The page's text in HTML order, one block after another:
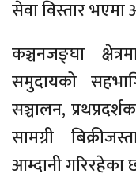
सेवा विस्तार
कञ्चनजङ्घा
समुदायको
सञ्चालन,
सामग्री
आम्दानी गरिरहेका